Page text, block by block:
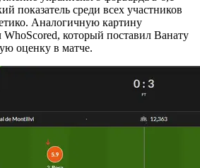
показатель среди всех участников
Аналогичную картину
WhoScored, который поставил Ванату
оценку в матче.